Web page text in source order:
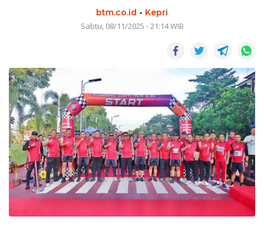
btm.co.id - Kepri
Sabtu, 08/11/2025 - 21:14 WIB